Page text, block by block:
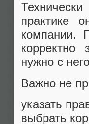
практике
компании.
корректно
нужно с
Важно не
указать
выбрать